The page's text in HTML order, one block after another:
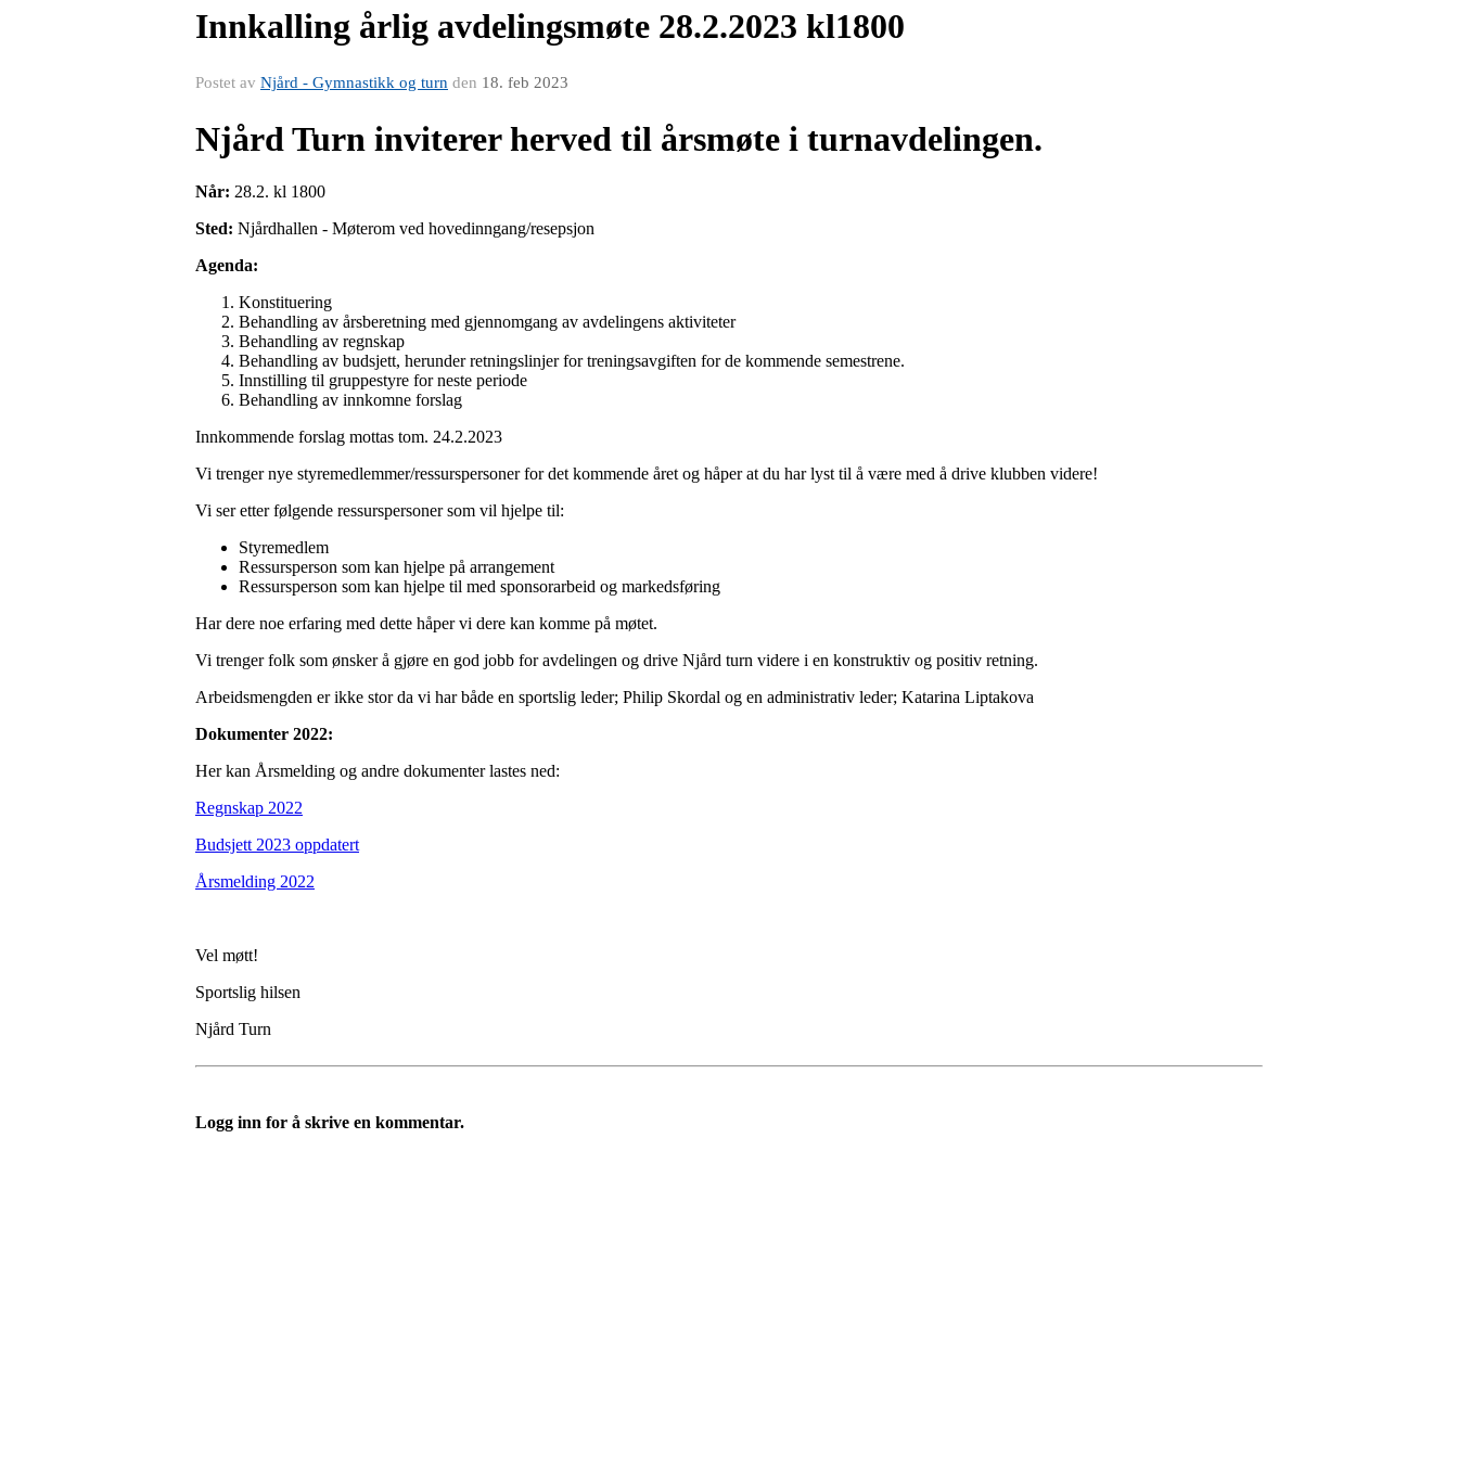
Innkalling årlig avdelingsmøte 28.2.2023 kl1800
Postet av Njård - Gymnastikk og turn den 18. feb 2023
Njård Turn inviterer herved til årsmøte i turnavdelingen.
Når: 28.2. kl 1800
Sted: Njårdhallen - Møterom ved hovedinngang/resepsjon
Agenda:
Konstituering
Behandling av årsberetning med gjennomgang av avdelingens aktiviteter
Behandling av regnskap
Behandling av budsjett, herunder retningslinjer for treningsavgiften for de kommende semestrene.
Innstilling til gruppestyre for neste periode
Behandling av innkomne forslag
Innkommende forslag mottas tom. 24.2.2023
Vi trenger nye styremedlemmer/ressurspersoner for det kommende året og håper at du har lyst til å være med å drive klubben videre!
Vi ser etter følgende ressurspersoner som vil hjelpe til:
Styremedlem
Ressursperson som kan hjelpe på arrangement
Ressursperson som kan hjelpe til med sponsorarbeid og markedsføring
Har dere noe erfaring med dette håper vi dere kan komme på møtet.
Vi trenger folk som ønsker å gjøre en god jobb for avdelingen og drive Njård turn videre i en konstruktiv og positiv retning.
Arbeidsmengden er ikke stor da vi har både en sportslig leder; Philip Skordal og en administrativ leder; Katarina Liptakova
Dokumenter 2022:
Her kan Årsmelding og andre dokumenter lastes ned:
Regnskap 2022
Budsjett 2023 oppdatert
Årsmelding 2022
Vel møtt!
Sportslig hilsen
Njård Turn
Logg inn for å skrive en kommentar.